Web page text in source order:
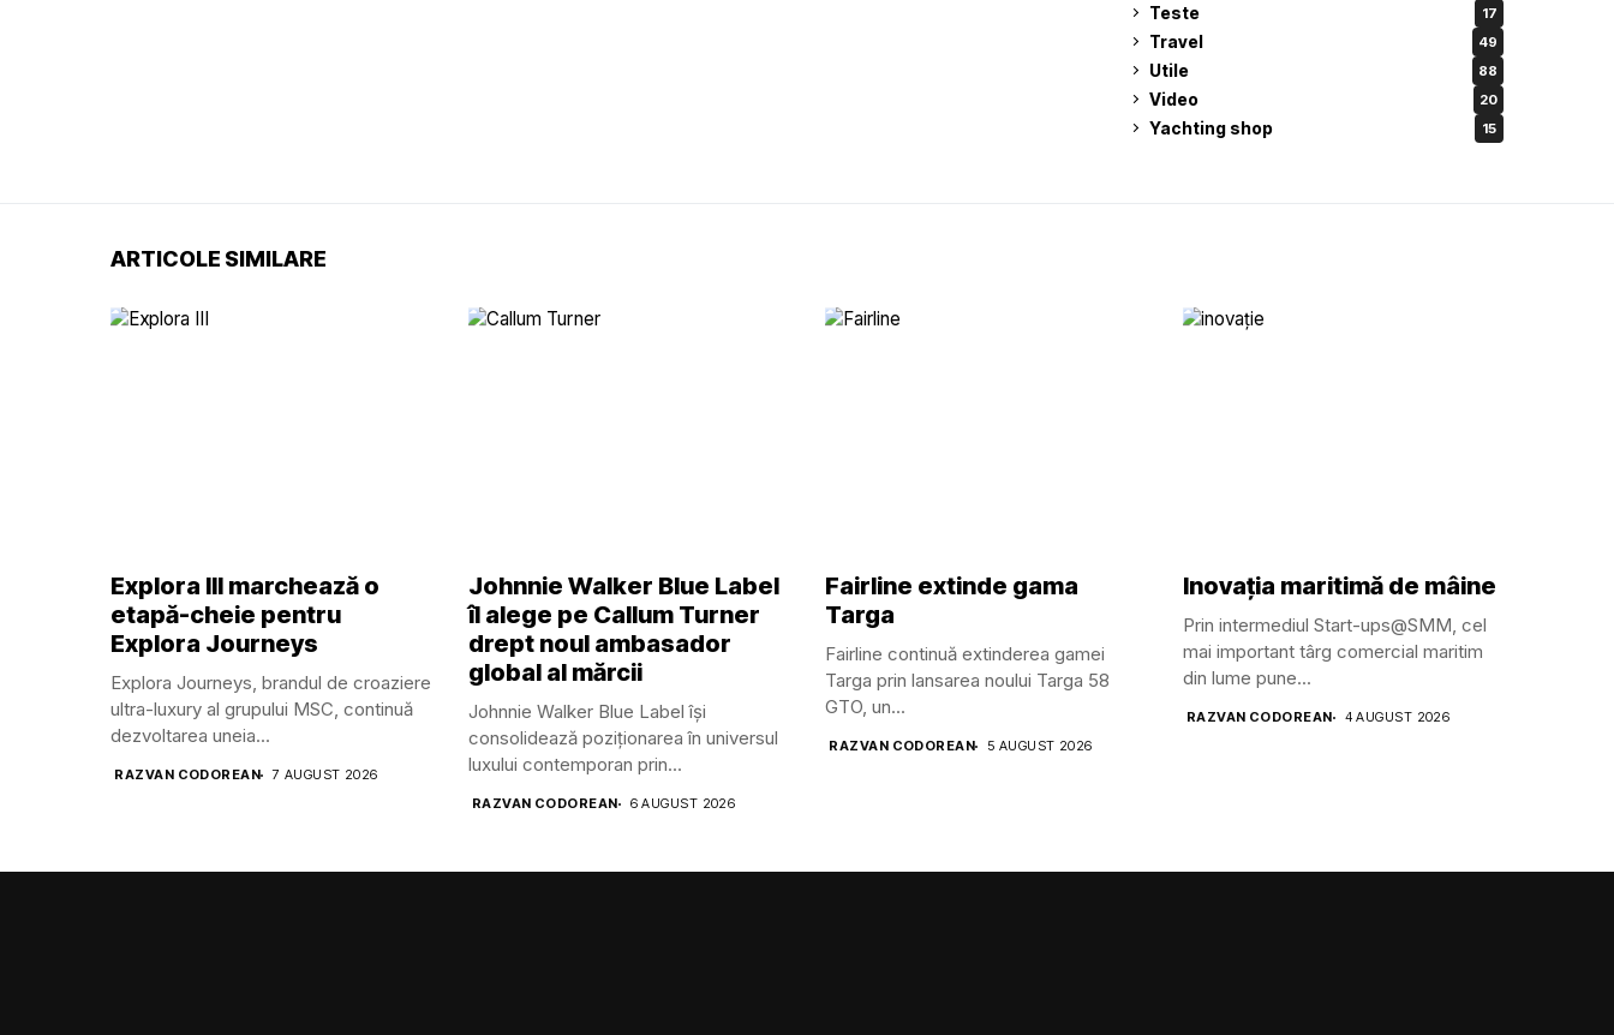
Teste 17
Travel 49
Utile 88
Video 20
Yachting shop 15
ARTICOLE SIMILARE
Explora III marchează o
etapă-cheie pentru
Explora Journeys
Explora Journeys, brandul de croaziere
ultra-luxury al grupului MSC, continuă
dezvoltarea uneia...
RAZVAN CODOREAN 7 AUGUST 2026
Johnnie Walker Blue Label
îl alege pe Callum Turner
drept noul ambasador
global al mărcii
Johnnie Walker Blue Label își
consolidează poziționarea în universul
luxului contemporan prin...
RAZVAN CODOREAN 6 AUGUST 2026
Fairline extinde gama
Targa
Fairline continuă extinderea gamei
Targa prin lansarea noului Targa 58
GTO, un...
RAZVAN CODOREAN 5 AUGUST 2026
Inovația maritimă de mâine
Prin intermediul Start-ups@SMM, cel
mai important târg comercial maritim
din lume pune...
RAZVAN CODOREAN 4 AUGUST 2026